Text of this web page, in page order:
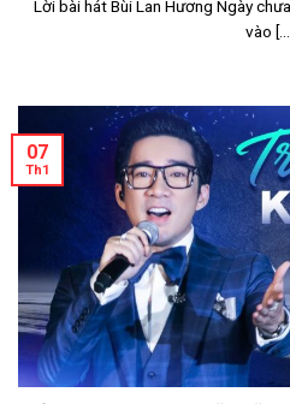
Lời bài hát Bùi Lan Hương Ngày
vào
07
Th1